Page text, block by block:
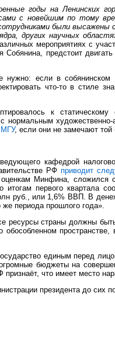
годы на Ленинских
с новейшим по тому
были
других научных
мероприятиях с
предстоит
если в собянинском
что-то в стиле
к статическому
нормальным
МГУ, если они не замечают той
кафедрой
РФприводит
Минфина, сложился
первого квартала
руб., или 1,6% ВВП. В
же периода прошлого года».
ресурсы страны должны
единым перед
бюджеты на
что имеет место
президента до сих